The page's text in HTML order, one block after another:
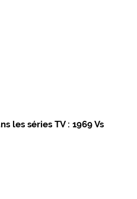
les séries TV : 1969 Vs